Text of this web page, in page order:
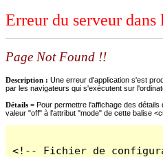
Erreur du serveur
Page Not Found !!
Description : Une erreur d'application s'est
par les navigateurs qui s'exécutent sur
Détails = Pour permettre l'affichage des
valeur "off" à l'attribut "mode" de cette balise
<!-- Fichier de